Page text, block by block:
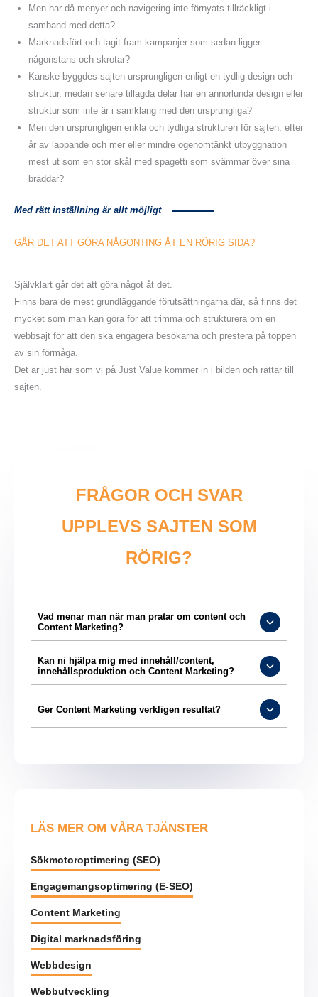
Men har då menyer och navigering inte förnyats tillräckligt i
samband med detta?
Marknadsfört och tagit fram kampanjer som sedan ligger
någonstans och skrotar?
Kanske byggdes sajten ursprungligen enligt en tydlig design och
struktur, medan senare tillagda delar har en annorlunda design eller
struktur som inte är i samklang med den ursprungliga?
Men den ursprungligen enkla och tydliga strukturen för sajten, efter
år av lappande och mer eller mindre ogenomtänkt utbyggnation
mest ut som en stor skål med spagetti som svämmar över sina
bräddar?
Med rätt inställning är allt möjligt
GÅR DET ATT GÖRA NÅGONTING ÅT EN RÖRIG SIDA?
Självklart går det att göra något åt det.
Finns bara de mest grundläggande förutsättningarna där, så finns det
mycket som man kan göra för att trimma och strukturera om en
webbsajt för att den ska engagera besökarna och prestera på toppen
av sin förmåga.
Det är just här som vi på Just Value kommer in i bilden och rättar till
sajten.
FRÅGOR OCH SVAR
UPPLEVS SAJTEN SOM
RÖRIG?
Vad menar man när man pratar om content och
Content Marketing?
Kan ni hjälpa mig med innehåll/content,
innehållsproduktion och Content Marketing?
Ger Content Marketing verkligen resultat?
LÄS MER OM VÅRA TJÄNSTER
Sökmotoroptimering (SEO)
Engagemangsoptimering (E-SEO)
Content Marketing
Digital marknadsföring
Webbdesign
Webbutveckling